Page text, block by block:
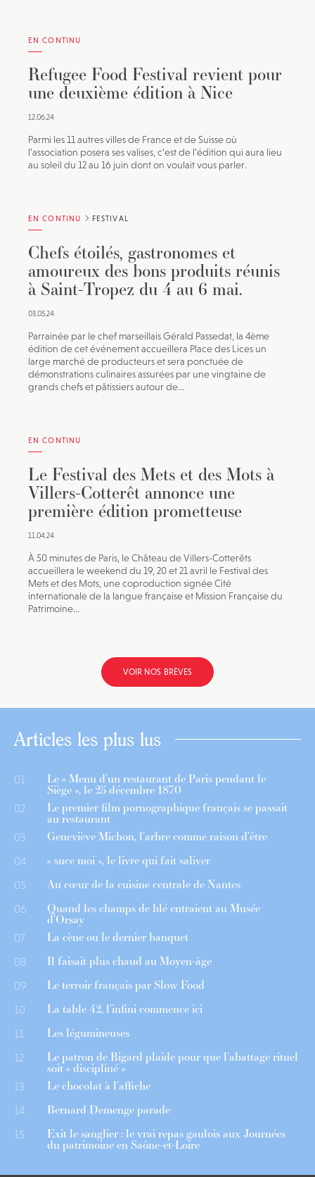
EN CONTINU
Refugee Food Festival revient pour
une deuxième édition à Nice
12.06.24
Parmi les 11 autres villes de France et de Suisse où
l’association posera ses valises, c’est de l’édition qui aura lieu
au soleil du 12 au 16 juin dont on voulait vous parler.
EN CONTINU FESTIVAL
Chefs étoilés, gastronomes et
amoureux des bons produits réunis
à Saint-Tropez du 4 au 6 mai.
03.05.24
Parrainée par le chef marseillais Gérald Passedat, la 4ème
édition de cet événement accueillera Place des Lices un
large marché de producteurs et sera ponctuée de
démonstrations culinaires assurées par une vingtaine de
grands chefs et pâtissiers autour de...
EN CONTINU
Le Festival des Mets et des Mots à
Villers-Cotterêt annonce une
première édition prometteuse
11.04.24
À 50 minutes de Paris, le Château de Villers-Cotterêts
accueillera le weekend du 19, 20 et 21 avril le Festival des
Mets et des Mots, une coproduction signée Cité
internationale de la langue française et Mission Française du
Patrimoine...
VOIR NOS BRÈVES
Articles les plus lus
01 Le « Menu d’un restaurant de Paris pendant le
Siège », le 25 décembre 1870
02 Le premier film pornographique français se passait
au restaurant
03 Geneviève Michon, l’arbre comme raison d’être
04 « suce moi », le livre qui fait saliver
05 Au cœur de la cuisine centrale de Nantes
06 Quand les champs de blé entraient au Musée
d’Orsay
07 La cène ou le dernier banquet
08 Il faisait plus chaud au Moyen-âge
09 Le terroir français par Slow Food
10 La table 42, l’infini commence ici
11 Les légumineuses
12 Le patron de Bigard plaide pour que l’abattage rituel
soit « discipliné »
13 Le chocolat à l’affiche
14 Bernard Demenge parade
15 Exit le sanglier : le vrai repas gaulois aux Journées
du patrimoine en Saône-et-Loire